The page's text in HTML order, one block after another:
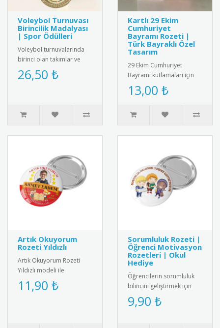
Voleybol Turnuvası
Birincilik Madalyası
| Spor Ödülleri
Voleybol turnuvalarında
birinci olan takımlar ve
oyuncular için özel tasarım
madalya. Profesyonel gö..
26,50 ₺
Kartlı 29 Ekim
Cumhuriyet
Bayramı Rozeti |
Türk Bayraklı Özel
Tasarım
29 Ekim Cumhuriyet
Bayramı kutlamaları için
özel tasarlanmış, kartlı
Türk bayraklı rozet. Yüksek
kal..
13,00 ₺
Artık Okuyorum
Rozeti Yıldızlı
Artık Okuyorum Rozeti
Yıldızlı modeli ile
öğrencilerin başarısını
taçlandırın! Motive edici
11,90 ₺
Sorumluluk Rozeti |
Öğrenci Motivasyon
Rozetleri | Okul
Hediye
Öğrencilerin sorumluluk
bilincini geliştirmek için
özel tasarlanmış
motivasyon rozeti. Kaliteli
9,90 ₺